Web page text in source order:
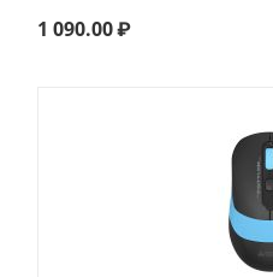
1 090.00₽